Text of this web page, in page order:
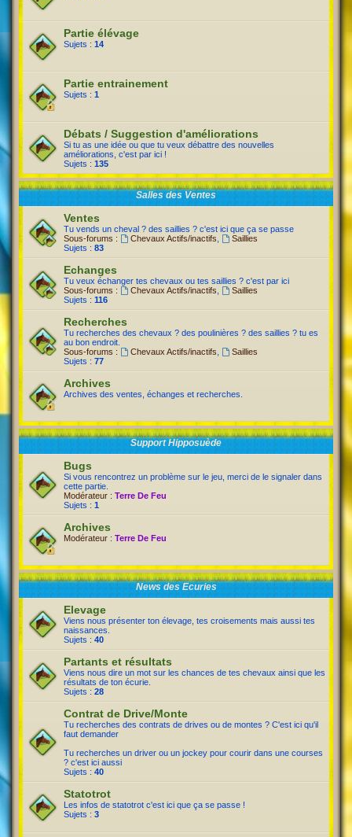
Partie élévage
Sujets : 14
Partie entrainement
Sujets : 1
Débats / Suggestion d'améliorations
Si tu as une idée ou que tu veux débattre des nouvelles
améliorations, c'est par ici !
Sujets : 135
Salles des Ventes
Ventes
Tu vends un cheval ? des saillies ? c'est ici que ça se passe
Sous-forums :
Chevaux Actifs/inactifs
Saillies
Sujets : 83
Echanges
Tu veux échanger tes chevaux ou tes saillies ? c'est par ici
Sous-forums :
Chevaux Actifs/inactifs
Saillies
Sujets : 116
Recherches
Tu recherches des chevaux ? des poulinières ? des saillies ? tu es
au bon endroit.
Sous-forums :
Chevaux Actifs/inactifs
Saillies
Sujets : 77
Archives
Archives des ventes, échanges et recherches.
Support Hipposuède
Bugs
Si vous rencontrez un problème sur le jeu, merci de le signaler dans
cette partie.
Modérateur : Terre De Feu
Sujets : 1
Archives
Modérateur : Terre De Feu
News des Ecuries
Elevage
Viens nous présenter ton élevage, tes croisements mais aussi tes
naissances.
Sujets : 40
Partants et résultats
Viens nous dire un mot sur les chances de tes chevaux ainsi que les
résultats de ton écurie.
Sujets : 28
Contrat de Drive/Monte
Tu recherches des contrats de drives ou de montes ? C'est ici qu'il
faut demander
Tu recherches un driver ou un jockey pour courir dans une courses
? c'est ici aussi
Sujets : 40
Statotrot
Les infos de statotrot c'est ici que ça se passe !
Sujets : 3